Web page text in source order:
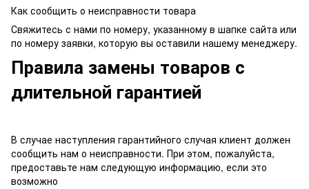
Как сообщить о неисправности товара
Свяжитесь с нами по номеру, указанному в шапке сайта или
по номеру заявки, которую вы оставили нашему менеджеру.
Правила замены товаров с
длительной гарантией
В случае наступления гарантийного случая клиент должен
сообщить нам о неисправности. При этом, пожалуйста,
предоставьте нам следующую информацию, если это
возможно